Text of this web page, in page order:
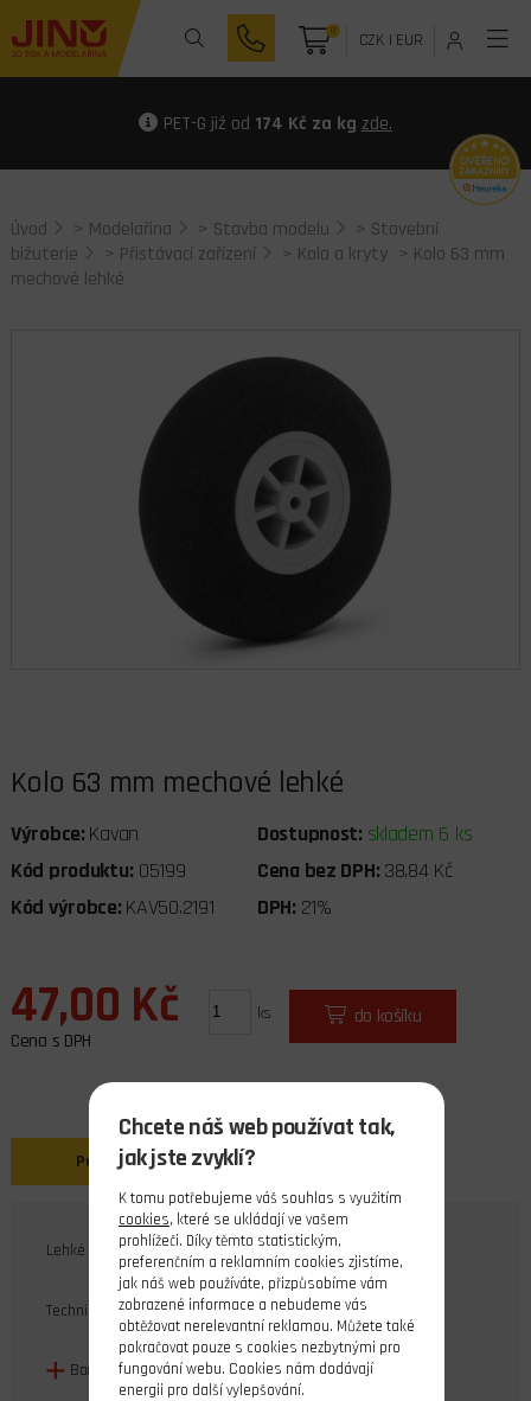
0 CZK| EUR
PET-G již od 174 Kč za kg zde.
Úvod > Modelařina > Stavba modelu > Stavební
bižuterie
> Přistávací zařízení > Kola a kryty > Kolo 63 mm
mechové lehké
Kolo 63 mm mechové lehké
Výrobce: Kavan Dostupnost: skladem 6 ks
Kód produktu: 05199 Cena bez DPH: 38,84 Kč
Kód výrobce: KAV50.2191 DPH: 21%
47,00 Kč
Cena s DPH
ks do košíku
Popis
Lehké mechové kolo s výbornými tlumícími vlastnostmi.
Technická data:
Barva pneu: černá
Chcete náš web používat tak,
jak jste zvyklí?
K tomu potřebujeme váš souhlas s využitím
cookies, které se ukládají ve vašem
prohlížeči. Díky těmto statistickým,
preferenčním a reklamním cookies zjistíme,
jak náš web používáte, přizpůsobíme vám
zobrazené informace a nebudeme vás
obtěžovat nerelevantní reklamou. Můžete také
pokračovat pouze s cookies nezbytnými pro
fungování webu. Cookies nám dodávají
energii pro další vylepšování.